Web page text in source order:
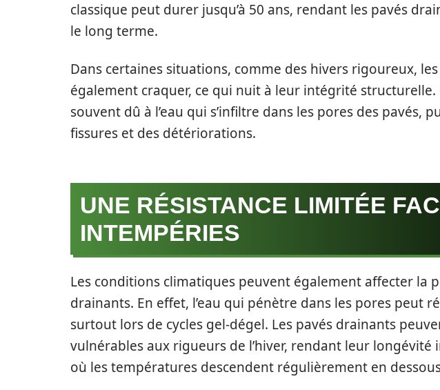
classique peut durer jusqu’à 50 ans, rendant les pavés
le long terme.
Dans certaines situations, comme des hivers rigoureux,
également craquer, ce qui nuit à leur intégrité structurelle.
souvent dû à l’eau qui s’infiltre dans les pores des pavés,
fissures et des détériorations.
UNE RÉSISTANCE LIMITÉE
INTEMPÉRIES
Les conditions climatiques peuvent également affecter la
drainants. En effet, l’eau qui pénètre dans les pores peut
surtout lors de cycles gel-dégel. Les pavés drainants
vulnérables aux rigueurs de l’hiver, rendant leur longévité
où les températures descendent régulièrement en